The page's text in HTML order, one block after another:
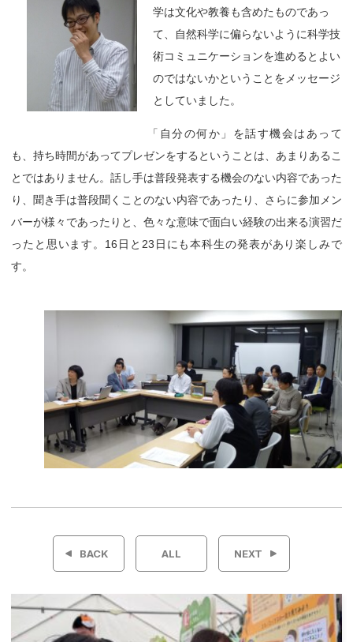
学は文化や教養も含めたものであっ
て、自然科学に偏らないように科学技
術コミュニケーションを進めるとよい
のではないかということをメッセージ
としていました。
「 自分の何か」を話す機会はあって
も、持ち時間があってプレゼンをするということは、あまりあるこ
とではありません。話し手は普段発表する機会のない内容であった
り、聞き手は普段聞くことのない内容であったり、さらに参加メン
バーが様々であったりと、色々な意味で面白い経験の出来る演習だ
ったと思います。16日と23日にも本科生の発表があり楽しみで
す。
投
ビ
BACK ALL NEXT